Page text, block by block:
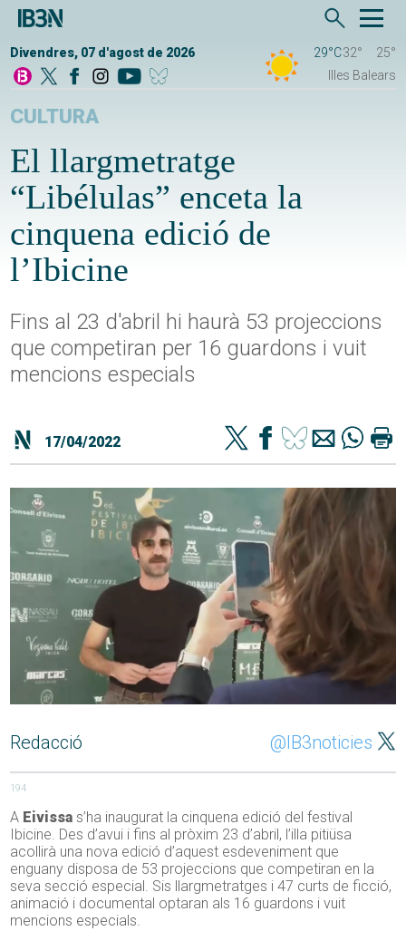
Divendres, 07 d'agost de 2026 29°C32°
25°
Illes Balears
CULTURA
El llargmetratge
“Libélulas” enceta la
cinquena edició de
l’Ibicine
Fins al 23 d'abril hi haurà 53 projeccions
que competiran per 16 guardons i vuit
mencions especials
17/04/2022
Redacció @IB3noticies
194
A Eivissa s’ha inaugurat la cinquena edició del festival
Ibicine. Des d’avui i fins al pròxim 23 d’abril, l’illa pitiüsa
acollirà una nova edició d’aquest esdeveniment que
enguany disposa de 53 projeccions que competiran en la
seva secció especial. Sis llargmetratges i 47 curts de ficció,
animació i documental optaran als 16 guardons i vuit
mencions especials.